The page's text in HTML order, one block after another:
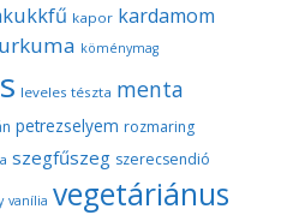
kapor kardamom
köménymag
leveles tészta menta
petrezselyem rozmaring
szegfűszeg szerecsendió
vanília vegetáriánus